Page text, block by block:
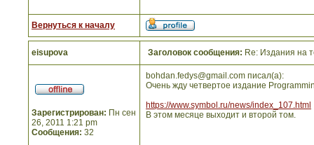
Вернуться к началу
eisupova Заголовок сообщения: Re: Издания на
Зарегистрирован: Пн сен
26, 2011 1:21 pm
Сообщения: 32
bohdan.fedys@gmail.com писал(а):
Очень жду четвертое издание
https://www.symbol.ru/news/index_107.html
В этом месяце выходит и второй том.